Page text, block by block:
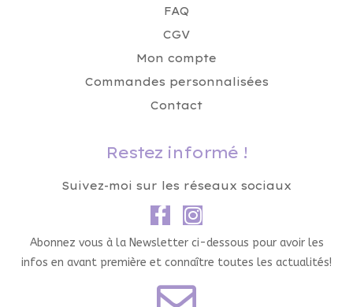
FAQ
CGV
Mon compte
Commandes personnalisées
Contact
Restez informé !
Suivez-moi sur les réseaux sociaux
Abonnez vous à la Newsletter ci-dessous pour avoir les
infos en avant première et connaître toutes les actualités!